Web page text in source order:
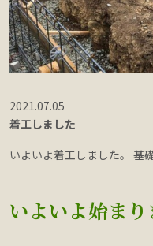
2021.07.05
着工しました
いよいよ着工しました。 基
いよいよ始まり